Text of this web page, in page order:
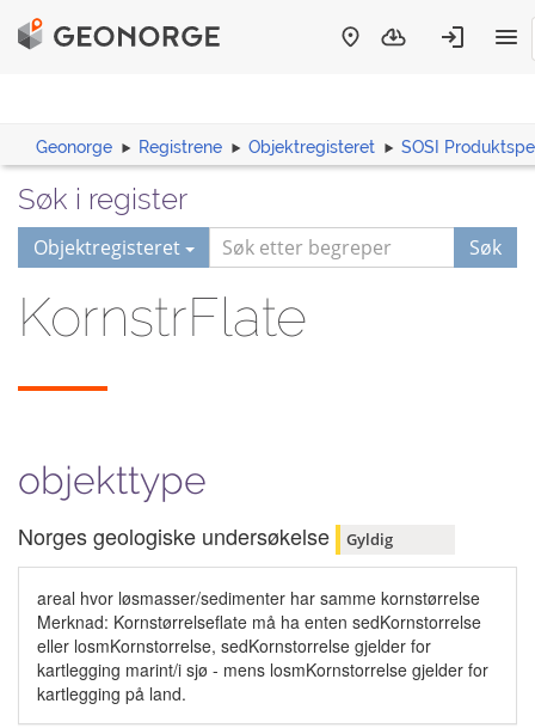
Geonorge Registrene Objektregisteret SOSI
Søk i register
Objektregisteret Søk
KornstrFlate
objekttype
Norges geologiske undersøkelse Gyldig
areal hvor løsmasser/sedimenter har samme kornstørrelse
Merknad: Kornstørrelseflate må ha enten sedKornstorrelse
eller losmKornstorrelse, sedKornstorrelse gjelder for
kartlegging marint/i sjø - mens losmKornstorrelse gjelder for
kartlegging på land.